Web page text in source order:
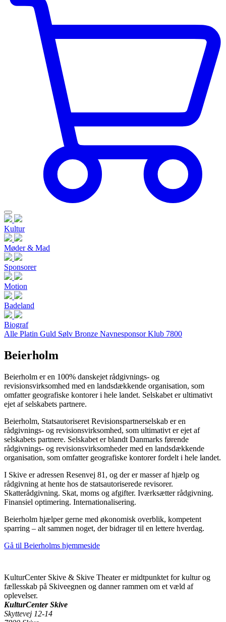
Kultur
Møder & Mad
Sponsorer
Motion
Badeland
Biograf
Alle Platin Guld Sølv Bronze NavnesponsorKlub 7800
Beierholm
Beierholm er en 100% danskejet rådgivnings- og
revisionsvirksomhed med en landsdækkende organisation, som
omfatter geografiske kontorer i hele landet. Selskabet er ultimativt
ejet af selskabets partnere.
Beierholm, Statsautoriseret Revisionspartnerselskab er en
rådgivnings- og revisionsvirksomhed, som ultimativt er ejet af
selskabets partnere. Selskabet er blandt Danmarks førende
rådgivnings- og revisionsvirksomheder med en landsdækkende
organisation, som omfatter geografiske kontorer fordelt i hele landet.
I Skive er adressen Resenvej 81, og der er masser af hjælp og
rådgivning at hente hos de statsautoriserede revisorer.
Skatterådgivning. Skat, moms og afgifter. Iværksætter rådgivning.
Finansiel optimering. Internationalisering.
Beierholm hjælper gerne med økonomisk overblik, kompetent
sparring – alt sammen noget, der bidrager til en lettere hverdag.
Gå til Beierholms hjemmeside
KulturCenter Skive & Skive Theater er midtpunktet for kultur og
fællesskab på Skiveegnen og danner rammen om et væld af
oplevelser.
KulturCenter Skive
Skyttevej 12-14